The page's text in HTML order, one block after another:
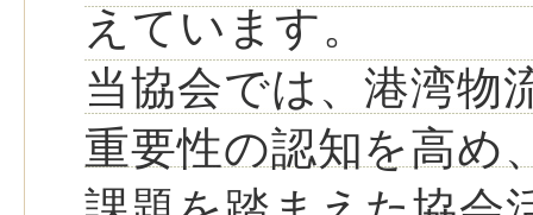
えています。
当協会では、港湾物
重要性の認知を高め